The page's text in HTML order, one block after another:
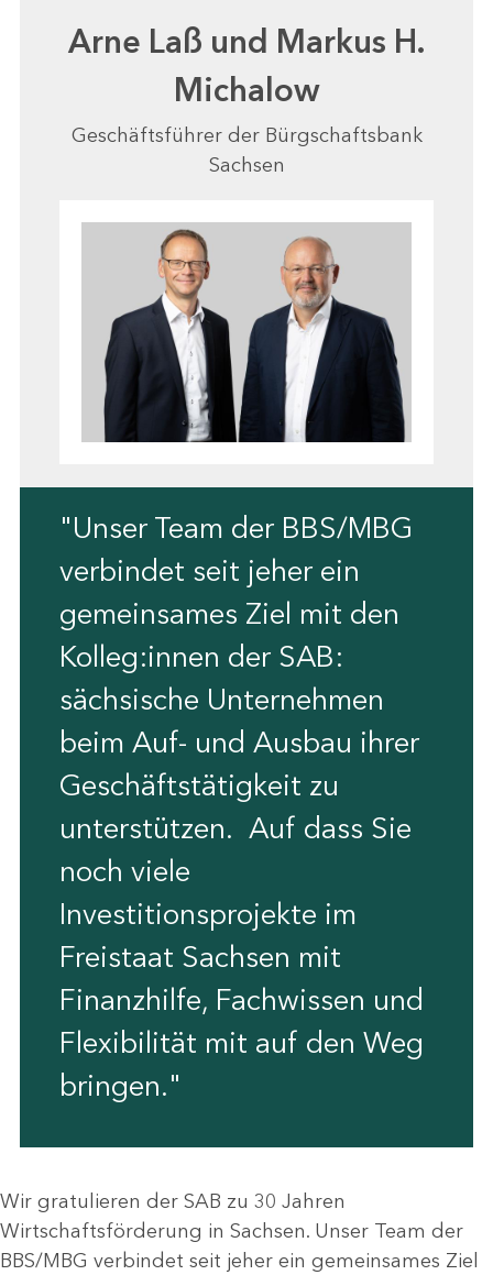
Arne Laß und Markus H.
Michalow
Geschäftsführer der Bürgschaftsbank
Sachsen
"Unser Team der BBS/MBG
verbindet seit jeher ein
gemeinsames Ziel mit den
Kolleg:innen der SAB:
sächsische Unternehmen
beim Auf- und Ausbau ihrer
Geschäftstätigkeit zu
unterstützen. Auf dass Sie
noch viele
Investitionsprojekte im
Freistaat Sachsen mit
Finanzhilfe, Fachwissen und
Flexibilität mit auf den Weg
bringen."
Wir gratulieren der SAB zu 30 Jahren
Wirtschaftsförderung in Sachsen. Unser Team der
BBS/MBG verbindet seit jeher ein gemeinsames Ziel